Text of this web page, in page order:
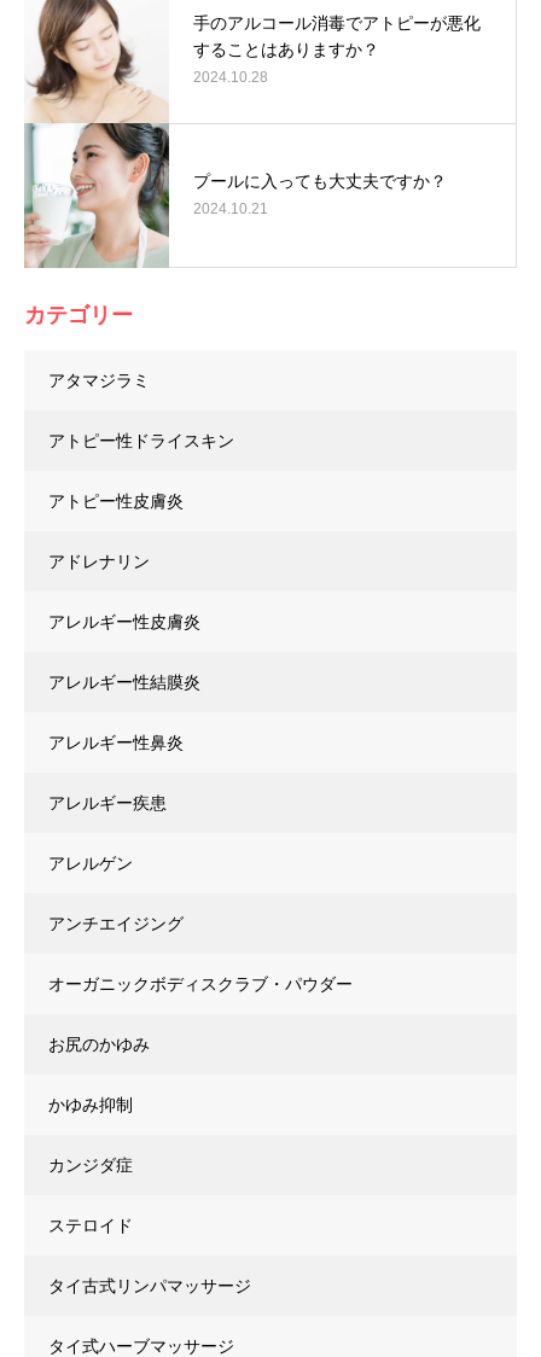
手のアルコール消毒でアトピーが悪化
することはありますか？
2024.10.28
プールに入っても大丈夫ですか？
2024.10.21
カテゴリー
アタマジラミ
アトピー性ドライスキン
アトピー性皮膚炎
アドレナリン
アレルギー性皮膚炎
アレルギー性結膜炎
アレルギー性鼻炎
アレルギー疾患
アレルゲン
アンチエイジング
オーガニックボディスクラブ・パウダー
お尻のかゆみ
かゆみ抑制
カンジダ症
ステロイド
タイ古式リンパマッサージ
タイ式ハーブマッサージ